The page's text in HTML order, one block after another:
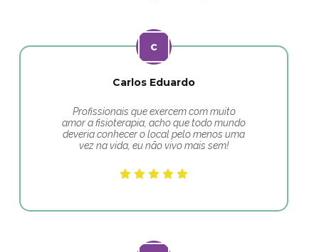
Carlos Eduardo
Profissionais que exercem com muito
amor a fisioterapia, acho que todo mundo
deveria conhecer o local pelo menos uma
vez na vida, eu não vivo mais sem!